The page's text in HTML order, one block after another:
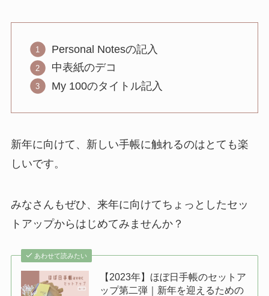
Personal Notesの記入
中表紙のデコ
My 100のタイトル記入
新年に向けて、新しい手帳に触れるのはとても楽
しいです。
みなさんもぜひ、来年に向けてちょっとしたセッ
トアップからはじめてみませんか？
あわせて読みたい
【2023年】ほぼ日手帳のセットア
ップ第二弾｜新年を迎えるための